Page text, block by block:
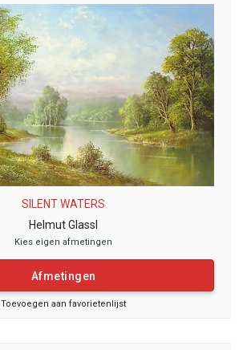
SILENT WATERS
Helmut Glassl
Kies eigen afmetingen
Afmetingen
Toevoegen aan favorietenlijst